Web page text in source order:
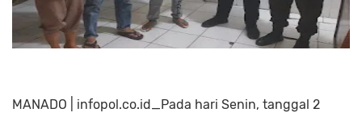
MANADO | infopol.co.id_Pada hari Senin, tanggal 2